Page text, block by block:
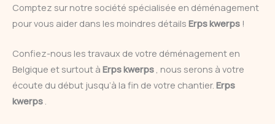
Comptez sur notre société spécialisée en déménagement
pour vous aider dans les moindres détails Erps kwerps !
Confiez-nous les travaux de votre déménagement en
Belgique et surtout à Erps kwerps , nous serons à votre
écoute du début jusqu’à la fin de votre chantier. Erps
kwerps